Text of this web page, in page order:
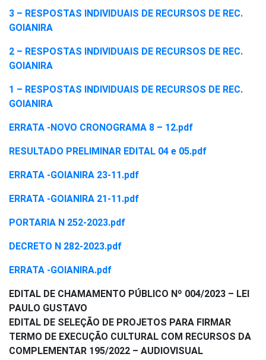
3 – RESPOSTAS INDIVIDUAIS DE RECURSOS DE REC.
GOIANIRA
2 – RESPOSTAS INDIVIDUAIS DE RECURSOS DE REC.
GOIANIRA
1 – RESPOSTAS INDIVIDUAIS DE RECURSOS DE REC.
GOIANIRA
ERRATA -NOVO CRONOGRAMA 8 – 12.pdf
RESULTADO PRELIMINAR EDITAL 04 e 05.pdf
ERRATA -GOIANIRA 23-11.pdf
ERRATA -GOIANIRA 21-11.pdf
PORTARIA N 252-2023.pdf
DECRETO N 282-2023.pdf
ERRATA -GOIANIRA.pdf
EDITAL DE CHAMAMENTO PÚBLICO Nº 004/2023 – LEI
PAULO GUSTAVO
EDITAL DE SELEÇÃO DE PROJETOS PARA FIRMAR
TERMO DE EXECUÇÃO CULTURAL COM RECURSOS DA
COMPLEMENTAR 195/2022 – AUDIOVISUAL